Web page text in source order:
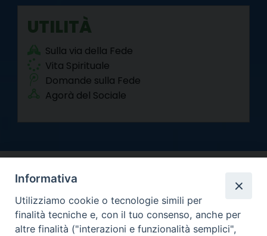
UTILITÀ
Sulla via della Fede
Vita Spirituale
Domande sulla Fede
Agorà del Sociale
Arcidiocesi di Torino
Informativa
Utilizziamo cookie o tecnologie simili per
finalità tecniche e, con il tuo consenso, anche per
altre finalità ("interazioni e funzionalità semplici",